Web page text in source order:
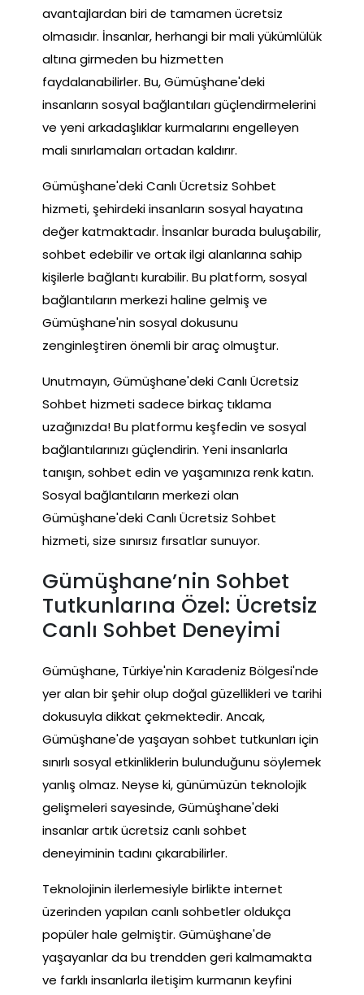
avantajlardan biri de tamamen ücretsiz
olmasıdır. İnsanlar, herhangi bir mali yükümlülük
altına girmeden bu hizmetten
faydalanabilirler. Bu, Gümüşhane'deki
insanların sosyal bağlantıları güçlendirmelerini
ve yeni arkadaşlıklar kurmalarını engelleyen
mali sınırlamaları ortadan kaldırır.
Gümüşhane'deki Canlı Ücretsiz Sohbet
hizmeti, şehirdeki insanların sosyal hayatına
değer katmaktadır. İnsanlar burada buluşabilir,
sohbet edebilir ve ortak ilgi alanlarına sahip
kişilerle bağlantı kurabilir. Bu platform, sosyal
bağlantıların merkezi haline gelmiş ve
Gümüşhane'nin sosyal dokusunu
zenginleştiren önemli bir araç olmuştur.
Unutmayın, Gümüşhane'deki Canlı Ücretsiz
Sohbet hizmeti sadece birkaç tıklama
uzağınızda! Bu platformu keşfedin ve sosyal
bağlantılarınızı güçlendirin. Yeni insanlarla
tanışın, sohbet edin ve yaşamınıza renk katın.
Sosyal bağlantıların merkezi olan
Gümüşhane'deki Canlı Ücretsiz Sohbet
hizmeti, size sınırsız fırsatlar sunuyor.
Gümüşhane’nin Sohbet
Tutkunlarına Özel: Ücretsiz
Canlı Sohbet Deneyimi
Gümüşhane, Türkiye'nin Karadeniz Bölgesi'nde
yer alan bir şehir olup doğal güzellikleri ve tarihi
dokusuyla dikkat çekmektedir. Ancak,
Gümüşhane'de yaşayan sohbet tutkunları için
sınırlı sosyal etkinliklerin bulunduğunu söylemek
yanlış olmaz. Neyse ki, günümüzün teknolojik
gelişmeleri sayesinde, Gümüşhane'deki
insanlar artık ücretsiz canlı sohbet
deneyiminin tadını çıkarabilirler.
Teknolojinin ilerlemesiyle birlikte internet
üzerinden yapılan canlı sohbetler oldukça
popüler hale gelmiştir. Gümüşhane'de
yaşayanlar da bu trendden geri kalmamakta
ve farklı insanlarla iletişim kurmanın keyfini